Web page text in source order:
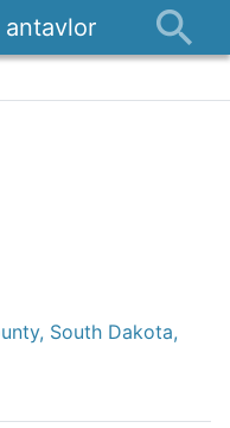
South Dakota,